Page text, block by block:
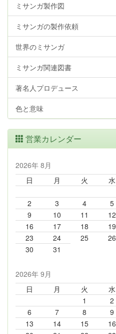
ミサンガ製作図
ミサンガの製作依頼
世界のミサンガ
ミサンガ関連図書
著名人プロデュース
色と意味
営業カレンダー
2026年 8月
日
月 火 水
2
3 4 5
9
10 11 12
16
17 18 19
23
24 25 26
30
31
2026年 9月
日
月 火 水
1
2
6
7 8 9
13
14 15 16